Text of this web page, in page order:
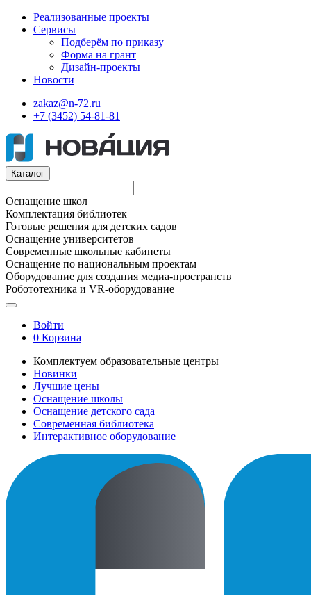
Реализованные проекты
Сервисы
Подберём по приказу
Форма на грант
Дизайн-проекты
Новости
zakaz@n-72.ru
+7 (3452) 54-81-81
Каталог
Оснащение школ
Комплектация библиотек
Готовые решения для детских садов
Оснащение университетов
Современные школьные кабинеты
Оснащение по национальным проектам
Оборудование для создания медиа-пространств
Робототехника и VR-оборудование
Войти
0 Корзина
Комплектуем образовательные центры
Новинки
Лучшие цены
Оснащение школы
Оснащение детского сада
Современная библиотека
Интерактивное оборудование